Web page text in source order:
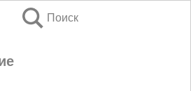
Поиск